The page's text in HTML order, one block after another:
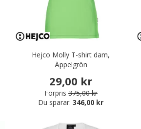
Hejco Molly T-shirt dam,
Äppelgrön
29,00 kr
Förpris 375,00 kr
Du sparar:346,00 kr